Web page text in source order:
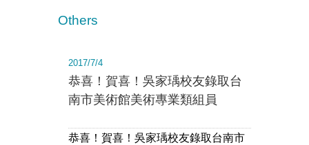
Others
2017/7/4
恭喜！賀喜！吳家瑀校友錄取台
南市美術館美術專業類組員
恭喜！賀喜！吳家瑀校友錄取台南市